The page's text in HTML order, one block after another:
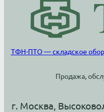
ТФН-ПТО — складское
Продажа,
г. Москва,